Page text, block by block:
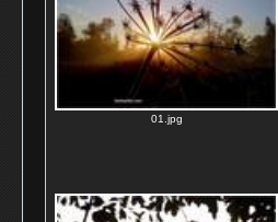
01.jpg